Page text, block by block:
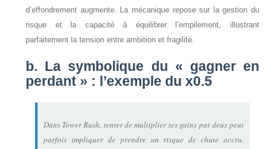
d’effondrement augmente. La mécanique repose sur la gestion du
risque et la capacité à équilibrer l’empilement, illustrant
parfaitement la tension entre ambition et fragilité.
b. La symbolique du « gagner en
perdant » : l’exemple du x0.5
Dans Tower Rush, tenter de multiplier ses gains par deux peut
parfois impliquer de prendre un risque de chute accru.